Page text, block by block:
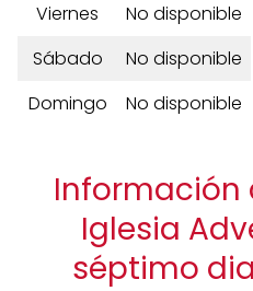
Viernes
No disponible
Sábado
No disponible
Domingo
No disponible
Información
Iglesia
séptimo